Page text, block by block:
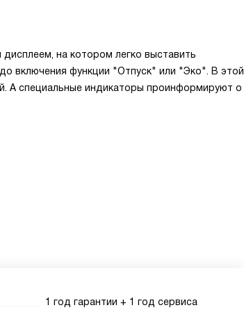
на котором легко выставить
включения функции "Отпуск" или "Эко". В этой
А специальные индикаторы проинформируют о
1 год гарантии + 1 год сервиса